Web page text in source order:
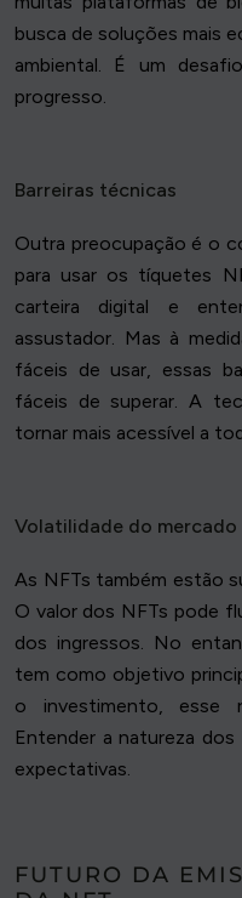
busca de soluções mais
ambiental. É um
progresso.
Barreiras técnicas
Outra preocupação é o
para usar os tíquetes
carteira digital e
assustador. Mas à
fáceis de usar, essas
fáceis de superar. A
tornar mais acessível a
Volatilidade do mercado
As NFTs também estão
O valor dos NFTs pode
dos ingressos. No
tem como objetivo
o investimento, esse
Entender a natureza dos
expectativas.
FUTURO DA